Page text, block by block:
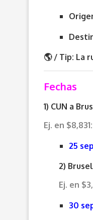
🌎 / Tip: La
Fechas
1) CUN a
Ej. en $8,831:
25
2)
Ej. en
30